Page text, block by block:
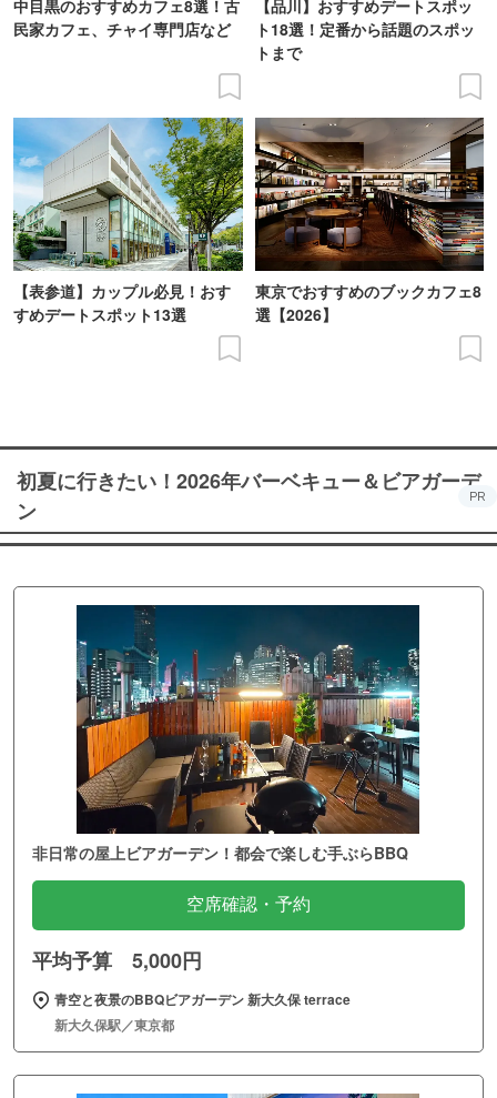
中目黒のおすすめカフェ8選！古
民家カフェ、チャイ専門店など
【品川】おすすめデートスポッ
ト18選！定番から話題のスポッ
トまで
【表参道】カップル必見！おす
すめデートスポット13選
東京でおすすめのブックカフェ8
選【2026】
初夏に行きたい！2026年バーベキュー＆ビアガーデ
ン
PR
非日常の屋上ビアガーデン！都会で楽しむ手ぶらBBQ
空席確認・予約
平均予算 5,000円
青空と夜景のBBQビアガーデン 新大久保 terrace
新大久保駅／東京都